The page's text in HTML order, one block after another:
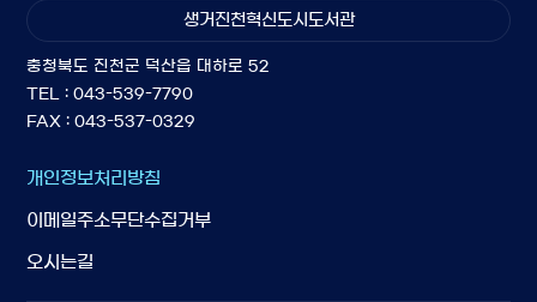
생거진천혁신도시도서관
충청북도 진천군 덕산읍 대하로 52
TEL : 043-539-7790
FAX : 043-537-0329
개인정보처리방침
이메일주소무단수집거부
오시는길